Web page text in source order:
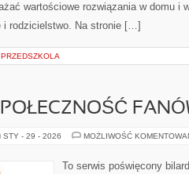
wartościowe rozwiązania w domu i
i rodzicielstwo. Na stronie […]
STY - 29 - 2026 MOŻLIWOŚĆ
To serwis poświęcony